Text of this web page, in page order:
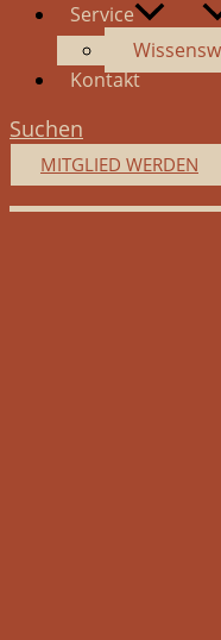
Service
Kontakt
Suchen
MITGLIED WERDEN